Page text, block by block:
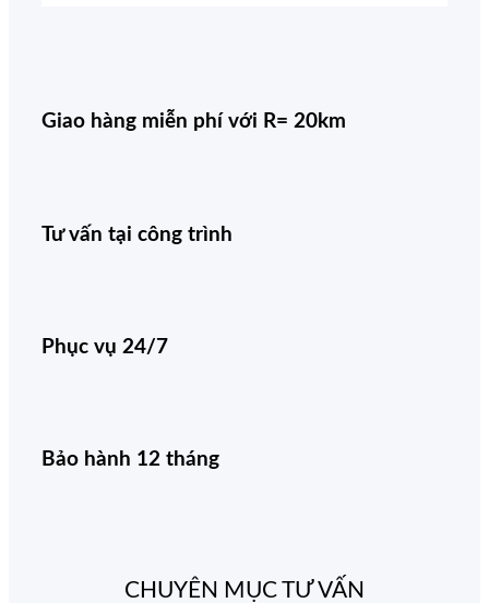
Giao hàng miễn phí với R= 20km
Tư vấn tại công trình
Phục vụ 24/7
Bảo hành 12 tháng
CHUYÊN MỤC TƯ VẤN